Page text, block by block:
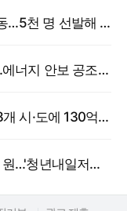
6만 명 몰린 '모두의 창업' 본격 시동…5천 명 선발해 밀착 지원
한일, 원유·석유제품 스와프 추진…에너지 안보 공조 강화
고용부, 중동전쟁 여파 대응 위해 8개 시·도에 130억 원 긴급 투입
월 10만 원 저축 시 3년 뒤 1440만 원…'청년내일저축계좌' 신규 모집